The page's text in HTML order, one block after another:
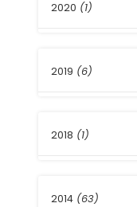
Noviembre
Junio
2020 (1)
2019 (6)
2018 (1)
2014 (63)